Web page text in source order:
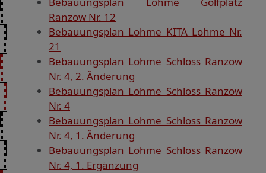
Ranzow Nr. 12
Bebauungsplan Lohme KITA Lohme Nr.
21
Bebauungsplan Lohme Schloss Ranzow
Nr. 4, 2. Änderung
Bebauungsplan Lohme Schloss Ranzow
Nr. 4
Bebauungsplan Lohme Schloss Ranzow
Nr. 4, 1. Änderung
Bebauungsplan Lohme Schloss Ranzow
Nr. 4, 1. Ergänzung